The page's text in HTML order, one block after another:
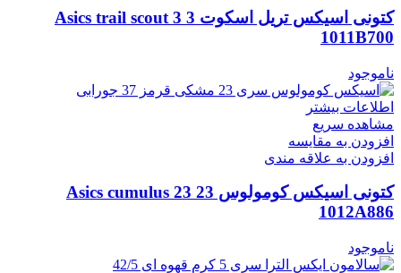
کتونی اسیکس تریل اسکوت 3 Asics trail scout 3
1011B700
ناموجود
اطلاعات بیشتر
مشاهده سریع
افزودن به مقایسه
افزودن به علاقه مندی
کتونی اسیکس کومولوس 23 Asics cumulus 23
1012A886
ناموجود